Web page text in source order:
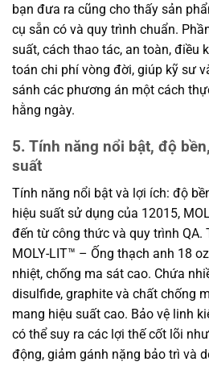
bạn đưa ra cũng cho thấy sản
cụ sẵn có và quy trình chuẩn.
suất, cách thao tác, an toàn, điều
toán chi phí vòng đời, giúp kỹ sư
sánh các phương án một cách
hằng ngày.
5. Tính năng nổi bật, độ
suất
Tính năng nổi bật và lợi ích: độ
hiệu suất sử dụng của 12015,
đến từ công thức và quy trình
MOLY-LIT™ – Ống thạch anh 18
nhiệt, chống ma sát cao. Chứa
disulfide, graphite và chất chống
mang hiệu suất cao. Bảo vệ linh
có thể suy ra các lợi thế cốt lõi
động, giảm gánh nặng bảo trì và